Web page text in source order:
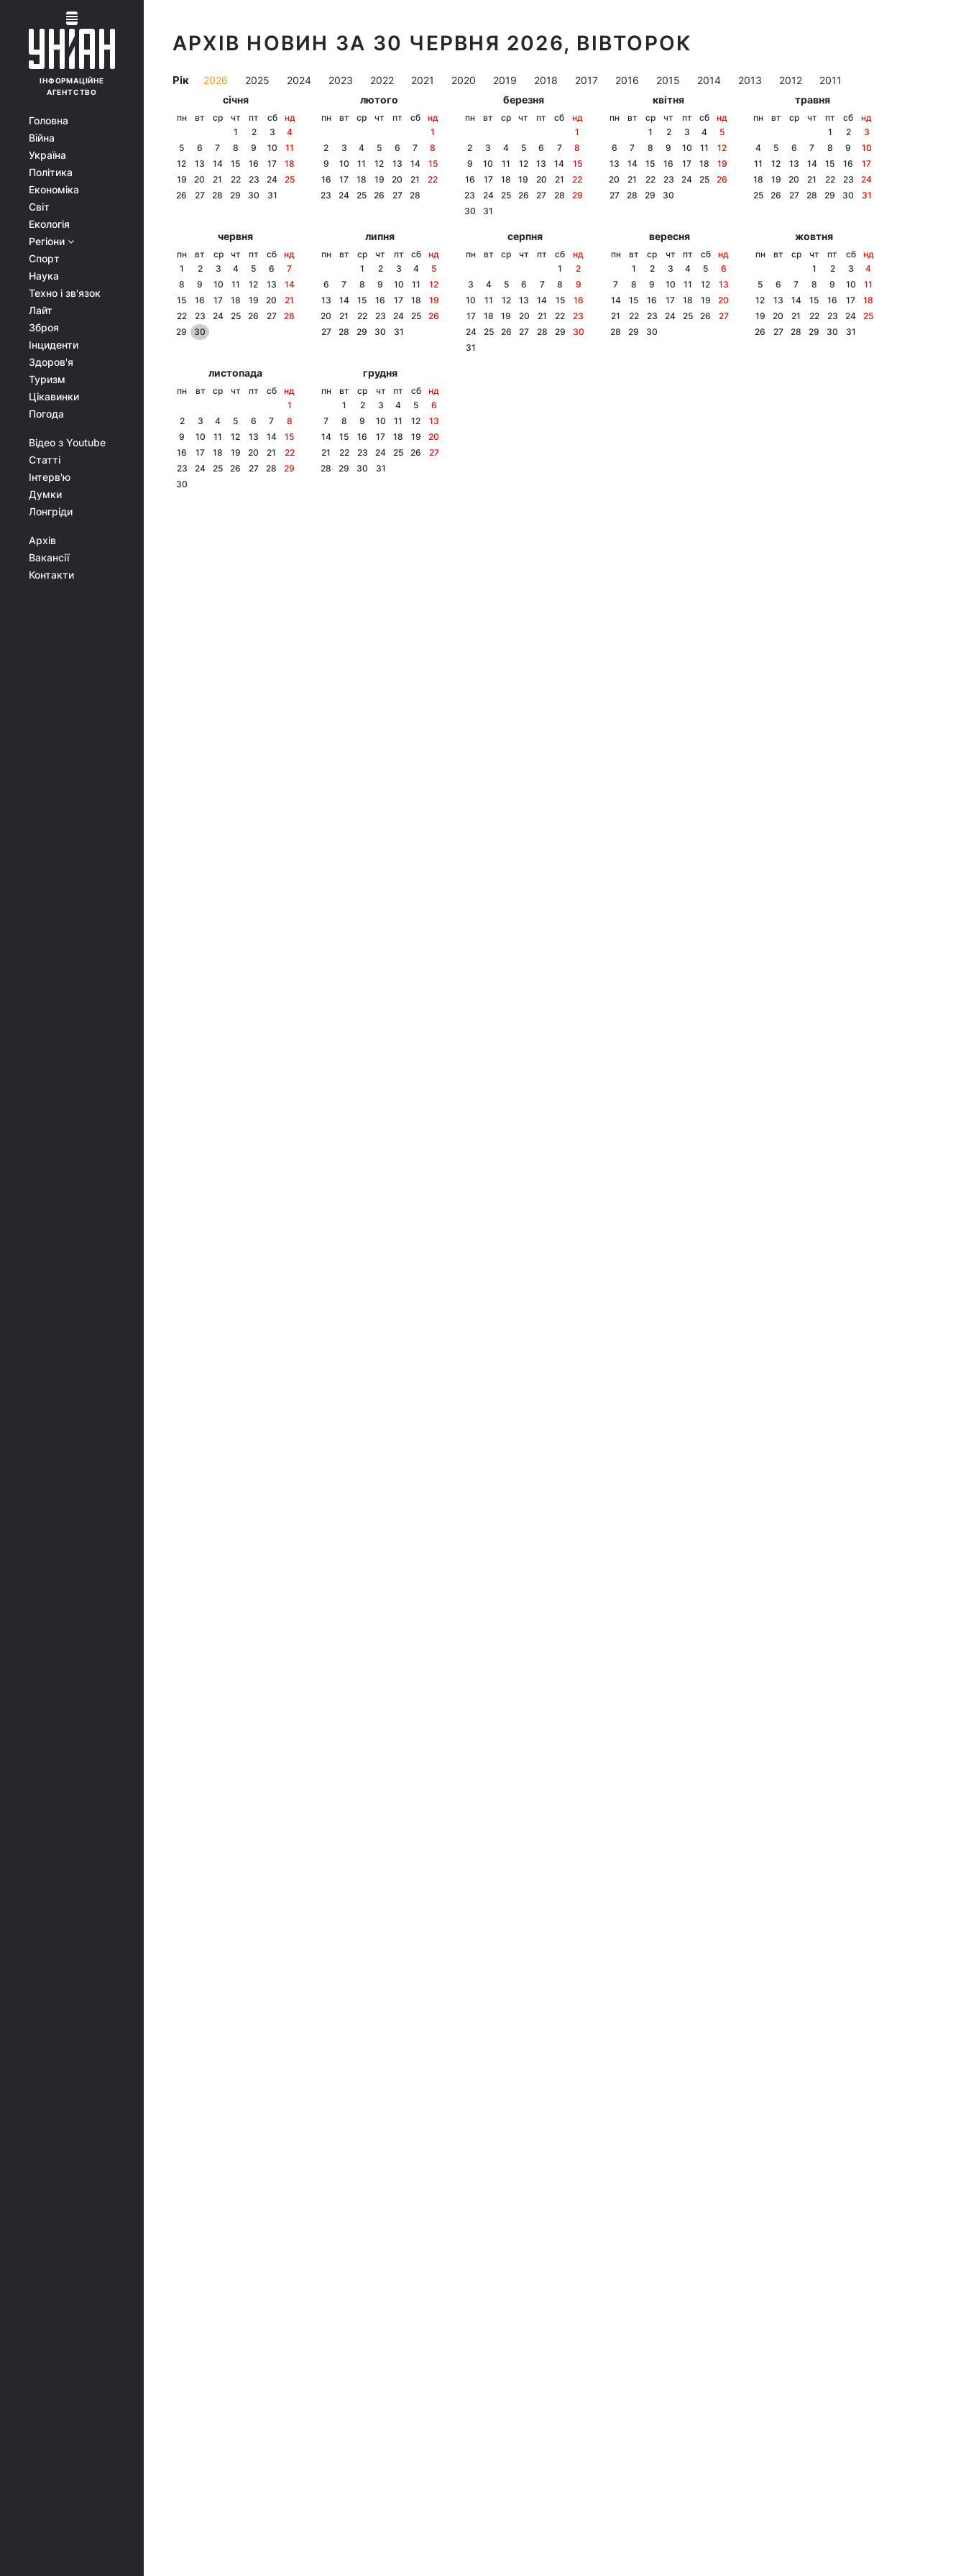
ІНФОРМАЦІЙНЕ
АГЕНТСТВО
Головна
Війна
Україна
Політика
Економіка
Світ
Екологія
Регіони
Спорт
Наука
Техно і зв'язок
Лайт
Зброя
Інциденти
Здоров'я
Туризм
Цікавинки
Погода
Відео з Youtube
Статті
Інтерв'ю
Думки
Лонгріди
Архів
Вакансії
Контакти
АРХІВ НОВИН ЗА 30 ЧЕРВНЯ 2026, ВІВТОРОК
Рік 2026 2025 2024 2023 2022 2021 2020 2019 2018 2017 2016 2015 2014 2013 2012
2011
січня
пн вт ср чт пт сб
нд
1
2 3
4
5
6 7 8 9 10
11
12
13 14 15 16 17
18
19
20 21 22 23 24
25
26
27 28 29 30 31
лютого
пн вт ср чт пт сб
нд
1
2
3 4 5 6 7
8
9
10 11 12 13 14
15
16
17 18 19 20 21
22
23
24 25 26 27 28
березня
пн вт ср чт пт сб
нд
1
2
3 4 5 6 7
8
9
10 11 12 13 14
15
16
17 18 19 20 21
22
23
24 25 26 27 28
29
30
31
квітня
пн вт ср чт пт сб
нд
1
2 3 4
5
6
7 8 9 10 11
12
13
14 15 16 17 18
19
20
21 22 23 24 25
26
27
28 29 30
травня
пн вт ср чт пт сб
нд
1
2
3
4
5 6 7 8 9
10
11
12 13 14 15 16
17
18
19 20 21 22 23
24
25
26 27 28 29 30 31
червня
пн вт ср чт пт сб
нд
1
2 3 4 5 6
7
8
9 10 11 12 13
14
15
16 17 18 19 20
21
22
23 24 25 26 27
28
29
30
липня
пн вт ср чт пт сб
нд
1
2 3 4
5
6
7 8 9 10 11
12
13
14 15 16 17 18
19
20
21 22 23 24 25
26
27
28 29 30 31
серпня
пн вт ср чт пт сб
нд
1
2
3
4 5 6 7 8
9
10
11 12 13 14 15
16
17
18 19 20 21 22
23
24
25 26 27 28 29
30
31
вересня
пн вт ср чт пт сб
нд
1
2 3 4 5
6
7
8 9 10 11 12
13
14
15 16 17 18 19
20
21
22 23 24 25 26
27
28
29 30
жовтня
пн вт ср чт пт сб
нд
1
2 3
4
5
6 7 8 9 10
11
12
13 14 15 16 17
18
19
20 21 22 23 24
25
26
27 28 29 30 31
листопада
пн вт ср чт пт сб
нд
1
2
3 4 5 6 7
8
9
10 11 12 13 14
15
16
17 18 19 20 21
22
23
24 25 26 27 28
29
30
грудня
пн вт ср чт пт сб
нд
1
2 3 4 5
6
7
8 9 10 11 12
13
14
15 16 17 18 19
20
21
22 23 24 25 26
27
28
29 30 31